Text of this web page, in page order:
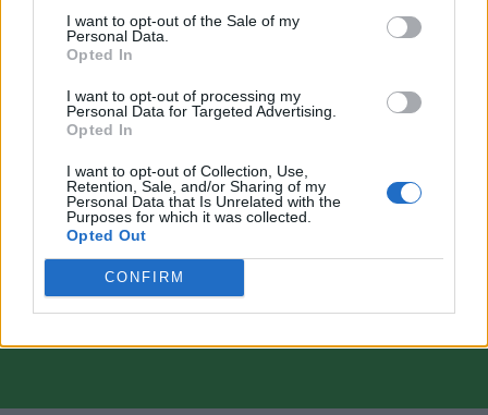
I want to opt-out of the Sale of my
Personal Data.
Opted In
I want to opt-out of processing my
Personal Data for Targeted Advertising.
Opted In
I want to opt-out of Collection, Use,
Retention, Sale, and/or Sharing of my
Personal Data that Is Unrelated with the
Purposes for which it was collected.
Opted Out
CONFIRM
Il materiale (testo, foto e video) consultabile in questo portale è di nostra proprietà.
Alcune foto (screenshot) ed articoli presenti su "Calciomercato Magazine" sono in parte
giunti da internet, in quanto arrivati alla nostra attenzione attraverso regolari
comunicati stampa con immagini e testi allegati ed autorizzati alla pubblicazione, e
quindi valutati di pubblico dominio. Se i soggetti o gli autori avessero qualcosa in
contrario alla pubblicazione, non avranno che da segnalarlo alla redazione (indirizzo
"Calciomercato Magazine" non è una testata giornalistica, ma un sito di informazione di
proprietà di Napoli Magazine.